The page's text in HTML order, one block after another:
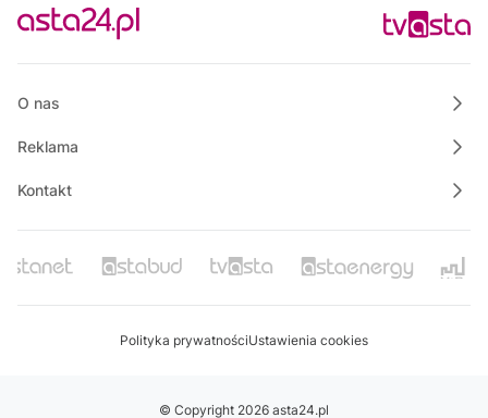
O nas
Reklama
Kontakt
Polityka prywatnościUstawienia cookies
© Copyright 2026 asta24.pl